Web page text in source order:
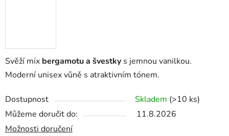
Svěží mix bergamotu a švestky s jemnou vanilkou.
Moderní unisex vůně s atraktivním tónem.
Dostupnost Skladem (>10 ks)
Můžeme doručit do:
11.8.2026
Možnosti doručení